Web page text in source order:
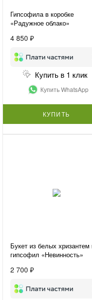
Гипсофила в коробке
«Радужное облако»
4 850 ₽
Купить в 1 клик
Купить WhatsApp
КУПИТЬ
Букет из белых хризантем
гипсофил «Невинность»
2 700 ₽